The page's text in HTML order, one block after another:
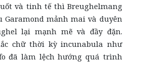
và tinh tế thì Breughelmang
Garamond mảnh mai và duyên
lại mạnh mẽ và đầy đặn.
chữ thời kỳ incunabula như
đã làm lệch hướng quá trình